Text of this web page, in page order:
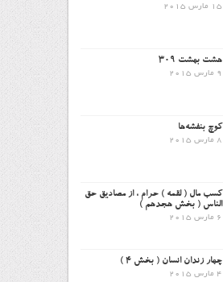
15 مارس 2015
هشت بهشت ۳۰۹
9 مارس 2015
کوچ بنفشه‌ها
8 مارس 2015
کسب مال ( لقمه ) حرام ، از مصادیق حق
الناس ( بخش هجدهم )
6 مارس 2015
چهار زندان انسان ( بخش ۴ )
4 مارس 2015